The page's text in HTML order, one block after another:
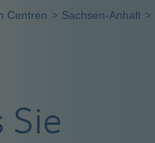
Centren Sachsen-Anhalt
Sie